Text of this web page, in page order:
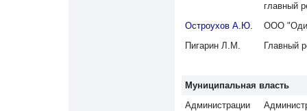
главный
Остроухов А.Ю.
ООО
Пигарин Л.М.
Главный
Муниципальная власть
Администрации